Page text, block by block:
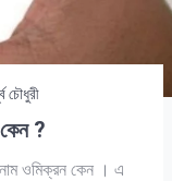
চৌধুরী
?
নাম ওমিক্রন কেন । এ